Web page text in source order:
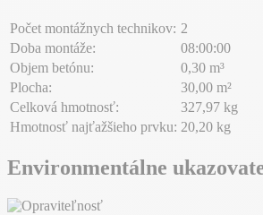
Počet montážnych technikov: 2
Doba montáže:
08:00:00
Objem betónu:
0,30 m³
Plocha:
30,00 m²
Celková hmotnosť:
327,97 kg
Hmotnosť najťažšieho prvku: 20,20 kg
Environmentálne